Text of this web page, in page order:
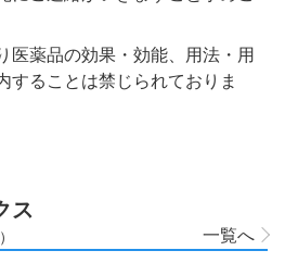
医薬品の効果・効能、用法・用
することは禁じられておりま
ス
一覧へ